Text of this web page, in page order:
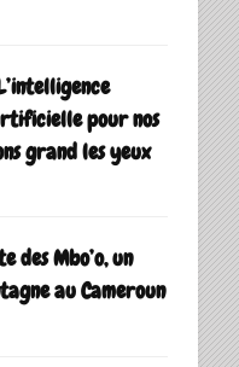
pour nos
grand les yeux
des Mbo’o, un
au Cameroun